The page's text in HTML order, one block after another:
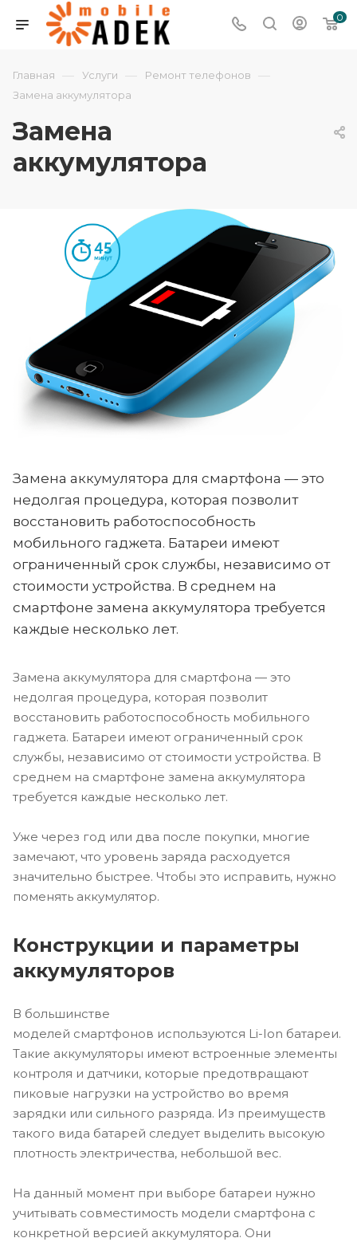
0
Главная — Услуги — Ремонт телефонов —
Замена аккумулятора
Замена
аккумулятора
Замена аккумулятора для смартфона — это
недолгая процедура, которая позволит
восстановить работоспособность
мобильного гаджета. Батареи имеют
ограниченный срок службы, независимо от
стоимости устройства. В среднем на
смартфоне замена аккумулятора требуется
каждые несколько лет.
Замена аккумулятора для смартфона — это
недолгая процедура, которая позволит
восстановить работоспособность мобильного
гаджета. Батареи имеют ограниченный срок
службы, независимо от стоимости устройства. В
среднем на смартфоне замена аккумулятора
требуется каждые несколько лет.
Уже через год или два после покупки, многие
замечают, что уровень заряда расходуется
значительно быстрее. Чтобы это исправить, нужно
поменять аккумулятор.
Конструкции и параметры
аккумуляторов
В большинстве
моделей смартфонов используются Li-Ion батареи.
Такие аккумуляторы имеют встроенные элементы
контроля и датчики, которые предотвращают
пиковые нагрузки на устройство во время
зарядки или сильного разряда. Из преимуществ
такого вида батарей следует выделить высокую
плотность электричества, небольшой вес.
На данный момент при выборе батареи нужно
учитывать совместимость модели смартфона с
конкретной версией аккумулятора. Они